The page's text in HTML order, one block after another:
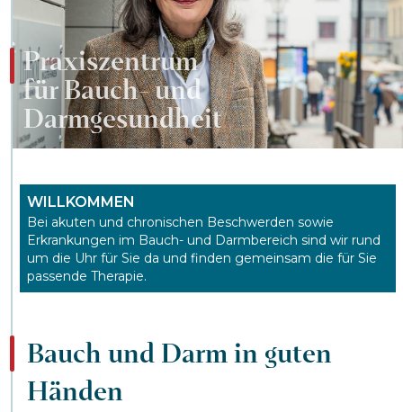
Praxiszentrum
für Bauch- und
Darmgesundheit
WILLKOMMEN
Bei akuten und chronischen Beschwerden sowie
Erkrankungen im Bauch- und Darmbereich sind wir rund
um die Uhr für Sie da und finden gemeinsam die für Sie
passende Therapie.
Bauch und Darm in guten
Händen